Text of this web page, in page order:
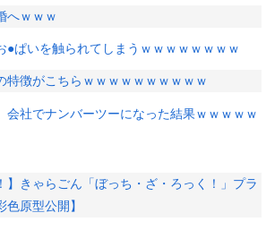
へｗｗｗ
●ぱいを触られてしまうｗｗｗｗｗｗｗｗ
特徴がこちらｗｗｗｗｗｗｗｗｗｗ
会社でナンバーツーになった結果ｗｗｗｗｗ
】きゃらごん「ぼっち・ざ・ろっく！」プラ
原型公開】